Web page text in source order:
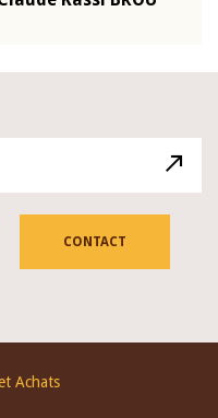
CONTACT
Achats